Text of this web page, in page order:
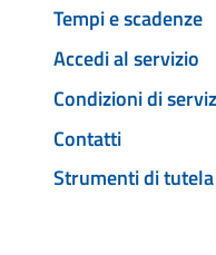
Tempi e scadenze
Accedi al servizio
Condizioni di
Contatti
Strumenti di tutela